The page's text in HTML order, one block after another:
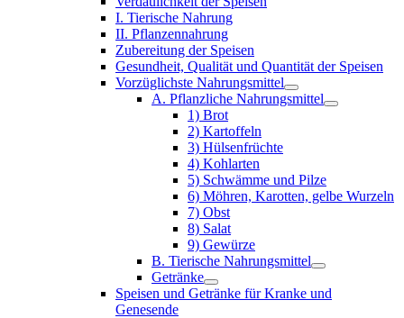
I. Tierische Nahrung
II. Pflanzennahrung
Zubereitung der Speisen
Gesundheit, Qualität und Quantität der Speisen
Vorzüglichste Nahrungsmittel
A. Pflanzliche Nahrungsmittel
1) Brot
2) Kartoffeln
3) Hülsenfrüchte
4) Kohlarten
5) Schwämme und Pilze
6) Möhren, Karotten, gelbe Wurzeln
7) Obst
8) Salat
9) Gewürze
B. Tierische Nahrungsmittel
Getränke
Speisen und Getränke für Kranke und
Genesende